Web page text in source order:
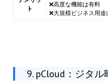
ト
❌高度な機能は有料
❌大規模ビジネス用途
9. pCloud：ジタ